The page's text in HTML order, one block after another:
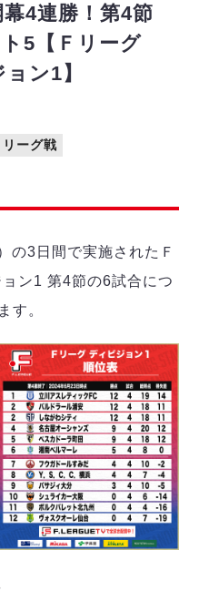
率
ーグ
率
グカップ 2026
グ
4連勝！第4節
5【Ｆリーグ
ン1】
リーグ戦
の3日間で実施されたＦ
ン1 第4節の6試合につ
す。